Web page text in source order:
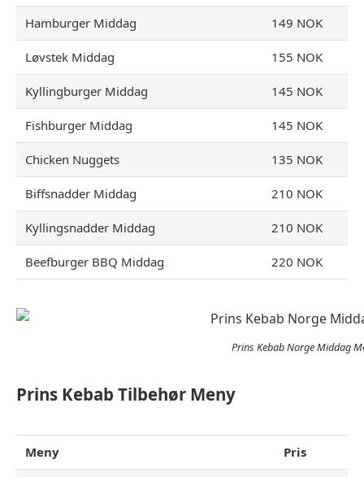
Hamburger Middag 149 NOK
Løvstek Middag 155 NOK
Kyllingburger Middag 145 NOK
Fishburger Middag 145 NOK
Chicken Nuggets 135 NOK
Biffsnadder Middag 210 NOK
Kyllingsnadder Middag 210 NOK
Beefburger BBQ Middag 220 NOK
Prins Kebab Norge Middag
Prins Kebab Tilbehør Meny
Meny Pris